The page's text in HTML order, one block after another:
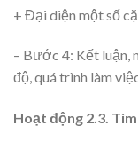
+ Đại diện một số
– Bước 4: Kết luận,
độ, quá trình làm
Hoạt động 2.3.